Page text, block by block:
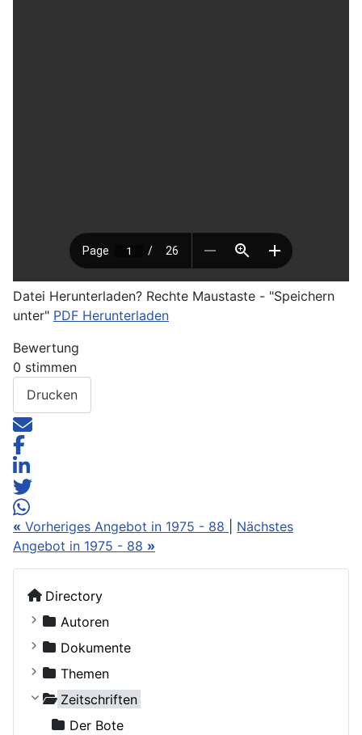
Directory
Autoren
Kostiuczuk, Jakub, Bischof von Białystok und
Ohne Autor
Adamenko, Natalya
Adrian (Pashin), Hegumen
Dokumente
Russische Orthodoxe Kirche
Russische Orthodoxe Kirche im Ausland
Themen
Agiographie (Viten)
Anthropologie
Zeitschriften
Der Bote
Datei Herunterladen? Rechte Maustaste - "Speichern
unter" PDF Herunterladen
Bewertung
0 stimmen
Drucken
« Vorheriges Angebot in 1975 - 88
Nächstes
Angebot in 1975 - 88 »